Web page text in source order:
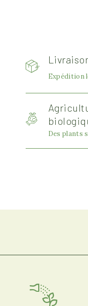
l'image plus grande
Expédition
Des plants